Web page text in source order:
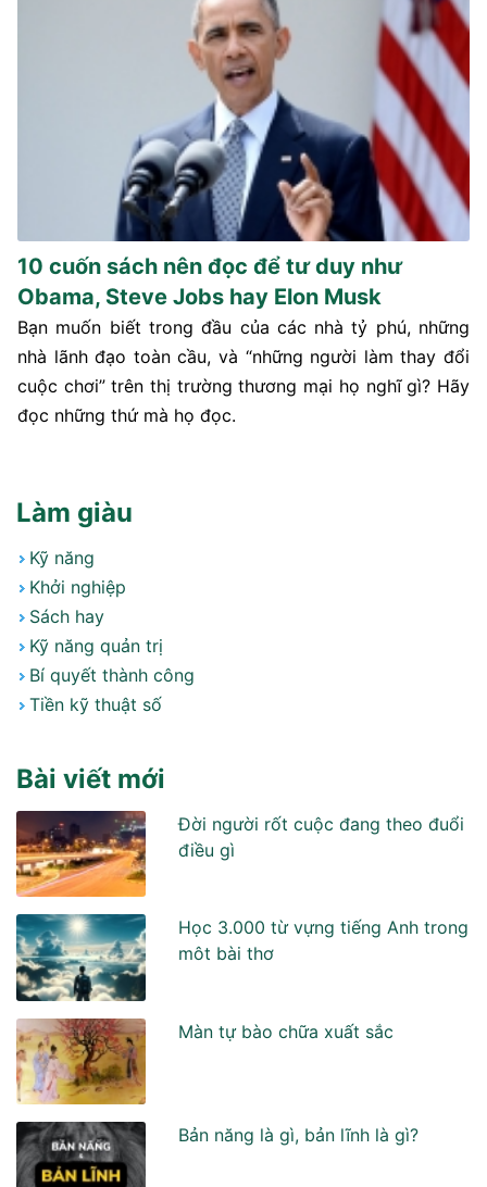
10 cuốn sách nên đọc để tư duy như
Obama, Steve Jobs hay Elon Musk
Bạn muốn biết trong đầu của các nhà tỷ phú, những
nhà lãnh đạo toàn cầu, và “những người làm thay đổi
cuộc chơi” trên thị trường thương mại họ nghĩ gì? Hãy
đọc những thứ mà họ đọc.
Làm giàu
Kỹ năng
Khởi nghiệp
Sách hay
Kỹ năng quản trị
Bí quyết thành công
Tiền kỹ thuật số
Bài viết mới
Đời người rốt cuộc đang theo đuổi
điều gì
Học 3.000 từ vựng tiếng Anh trong
môt bài thơ
Màn tự bào chữa xuất sắc
Bản năng là gì, bản lĩnh là gì?